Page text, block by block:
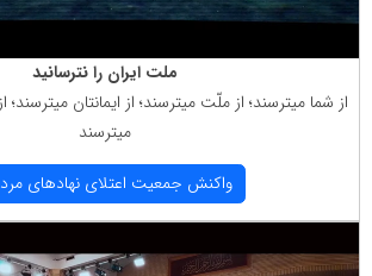
ملت ایران را نترسانید
از شما میترسند؛ از ملّت میترسند؛ از ایمانتان
میترسند
واكنش جمعیت اعتلای نهادهای